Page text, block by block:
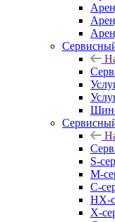
S-
M-
С-
HX-
X-